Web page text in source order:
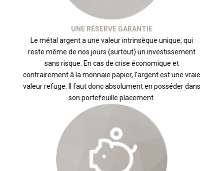
UNE RÉSERVE GARANTIE
Le métal argent a une valeur intrinsèque unique, qui
reste même de nos jours (surtout) un investissement
sans risque. En cas de crise économique et
contrairement à la monnaie papier, l’argent est une vraie
valeur refuge. Il faut donc absolument en posséder dans
son portefeuille placement.